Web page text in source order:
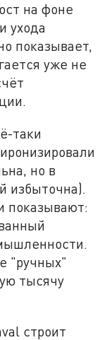
на фоне
ухода
показывает,
уже не
таки
но в
избыточна).
показывают:
"ручных"
тысячу
строит